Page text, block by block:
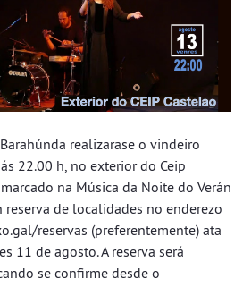
realizarase o vindeiro
22.00 h, no exterior do Ceip
na Música da Noite do Verán
de localidades no enderezo
reservas (preferentemente) ata
11 de agosto. A reserva será
se confirme desde o